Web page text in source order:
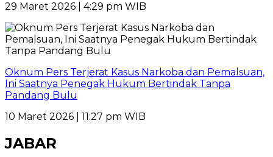
29 Maret 2026 | 4:29 pm WIB
Oknum Pers Terjerat Kasus Narkoba dan Pemalsuan,
Ini Saatnya Penegak Hukum Bertindak Tanpa
Pandang Bulu
10 Maret 2026 | 11:27 pm WIB
JABAR